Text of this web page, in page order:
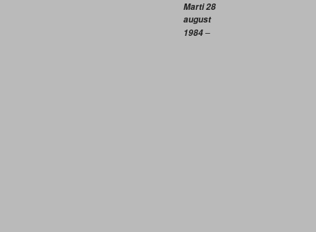
Marti 28
august
1984–